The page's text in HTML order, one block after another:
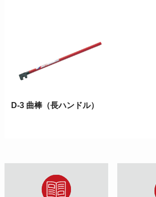
D-3 曲棒（長ハンドル）